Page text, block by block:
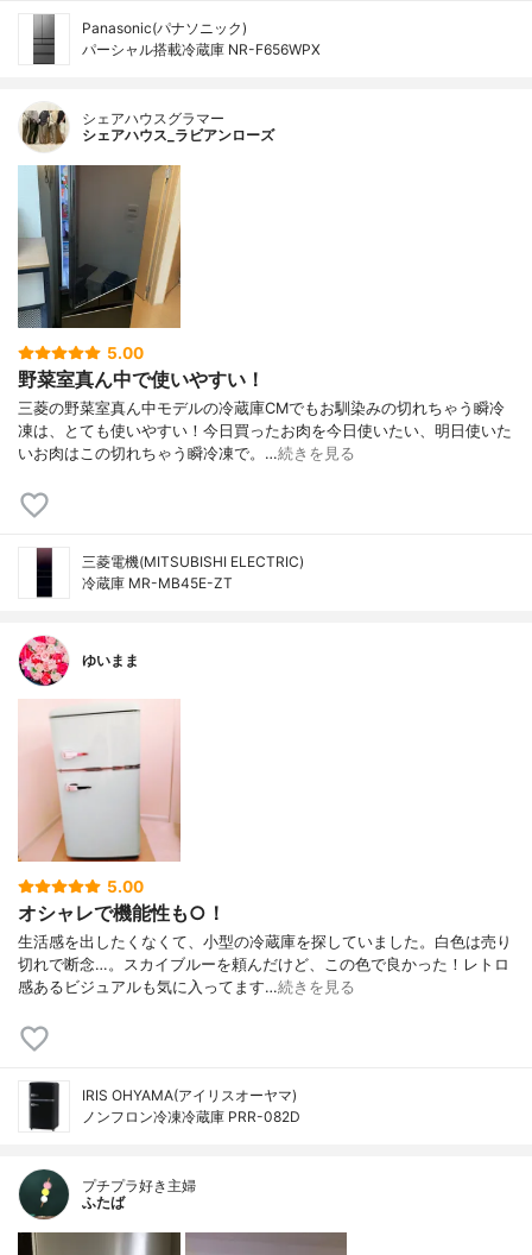
Panasonic(パナソニック)
パーシャル搭載冷蔵庫 NR-F656WPX
シェアハウスグラマー
シェアハウス_ラビアンローズ
5.00
野菜室真ん中で使いやすい！
三菱の野菜室真ん中モデルの冷蔵庫CMでもお馴染みの切れちゃう瞬冷
凍は、とても使いやすい！今日買ったお肉を今日使いたい、明日使いた
いお肉はこの切れちゃう瞬冷凍で。…続きを見る
三菱電機(MITSUBISHI ELECTRIC)
冷蔵庫 MR-MB45E-ZT
ゆいまま
5.00
オシャレで機能性も○！
生活感を出したくなくて、小型の冷蔵庫を探していました。白色は売り
切れで断念…。スカイブルーを頼んだけど、この色で良かった！レトロ
感あるビジュアルも気に入ってます…続きを見る
IRIS OHYAMA(アイリスオーヤマ)
ノンフロン冷凍冷蔵庫 PRR-082D
プチプラ好き主婦
ふたば